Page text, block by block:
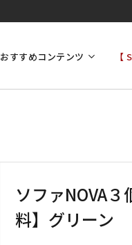
おすすめコンテンツ 【
ソファNOVA
料】グリーン